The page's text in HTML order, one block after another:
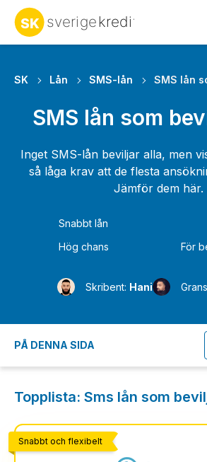
SK Lån SMS-lån SMS lån
SMS lån som
Inget SMS-lån beviljar alla, men
så låga krav att de flesta
Jämför dem här.
Snabbt lån
Hög chans
För
Skribent: Hani
PÅ DENNA SIDA
Topplista: Sms lån som
Snabbt och flexibelt